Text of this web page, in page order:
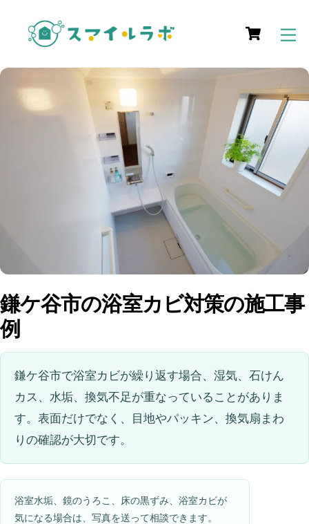
content
Cart
鎌ケ谷市の浴室カビ対策の施工事
例
鎌ケ谷市で浴室カビが繰り返す場合、湿気、石けん
カス、水垢、換気不足が重なっていることがありま
す。表面だけでなく、目地やパッキン、換気扇まわ
りの確認が大切です。
浴室水垢、鏡のうろこ、床の黒ずみ、浴室カビが
気になる場合は、写真を送って相談できます。